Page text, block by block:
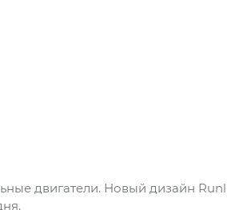
двигатели. Новый дизайн